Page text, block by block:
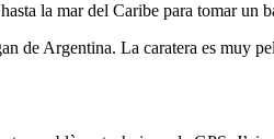
la mar del Caribe para tomar
de Argentina. La caratera es muy